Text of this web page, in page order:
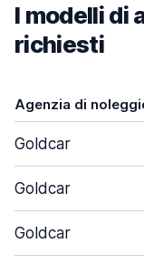
I modelli di
richiesti
Agenzia di
Goldcar
Goldcar
Goldcar